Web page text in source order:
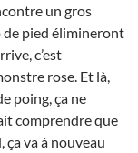
un gros
de pied élimineront
c’est
rose. Et là,
poing, ça ne
comprendre que
ça va à nouveau